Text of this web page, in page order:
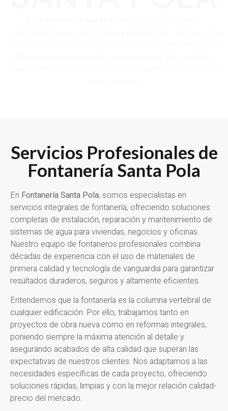
Servicios Profesionales de
Fontanería Santa Pola
En Fontanería Santa Pola, somos especialistas en
servicios integrales de fontanería, ofreciendo soluciones
completas de instalación, reparación y mantenimiento de
sistemas de agua para viviendas, negocios y oficinas.
Nuestro equipo de fontaneros profesionales combina
décadas de experiencia con el uso de materiales de
primera calidad y tecnología de vanguardia para garantizar
resultados duraderos, seguros y altamente eficientes.
Entendemos que la fontanería es la columna vertebral de
cualquier edificación. Por ello, trabajamos tanto en
proyectos de obra nueva como en reformas integrales,
poniendo siempre la máxima atención al detalle y
asegurando acabados de alta calidad que superan las
expectativas de nuestros clientes. Nos adaptamos a las
necesidades específicas de cada proyecto, ofreciendo
soluciones rápidas, limpias y con la mejor relación calidad-
precio del mercado.